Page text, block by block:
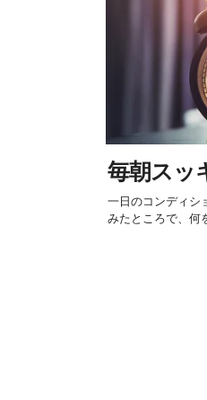
毎朝スッ
一日のコンディシ
みたところで、何